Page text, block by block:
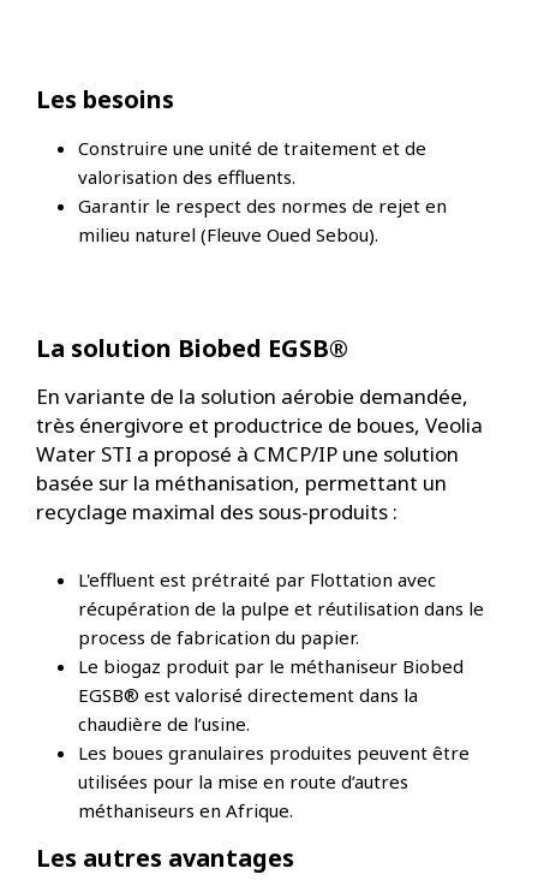
Les besoins
Construire une unité de traitement et de
valorisation des effluents.
Garantir le respect des normes de rejet en
milieu naturel (Fleuve Oued Sebou).
La solution Biobed EGSB®
En variante de la solution aérobie demandée,
très énergivore et productrice de boues, Veolia
Water STI a proposé à CMCP/IP une solution
basée sur la méthanisation, permettant un
recyclage maximal des sous-produits :
L'effluent est prétraité par Flottation avec
récupération de la pulpe et réutilisation dans le
process de fabrication du papier.
Le biogaz produit par le méthaniseur Biobed
EGSB® est valorisé directement dans la
chaudière de l’usine.
Les boues granulaires produites peuvent être
utilisées pour la mise en route d’autres
méthaniseurs en Afrique.
Les autres avantages